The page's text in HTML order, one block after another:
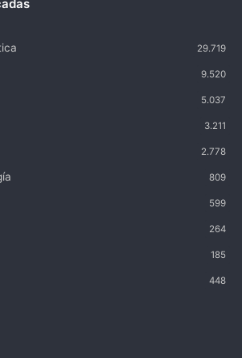
29.719
9.520
5.037
3.211
2.778
809
599
264
185
448